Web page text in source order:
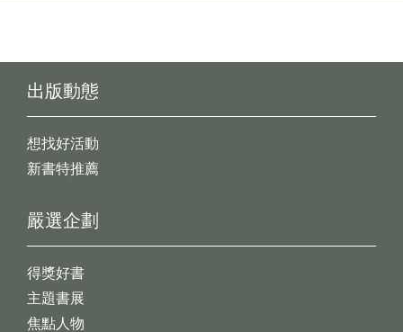
出版動態
想找好活動
新書特推薦
嚴選企劃
得獎好書
主題書展
焦點人物